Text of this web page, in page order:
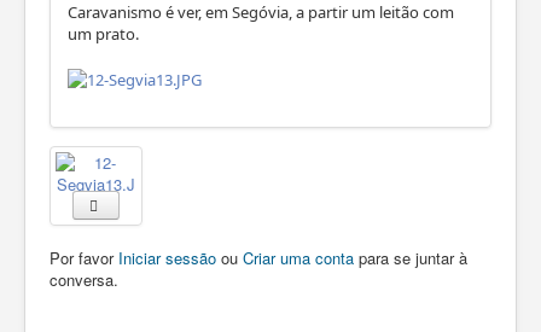
Caravanismo é ver, em Segóvia, a partir um leitão com
um prato.
Por favor Iniciar sessão ou Criar uma conta para se juntar à
conversa.